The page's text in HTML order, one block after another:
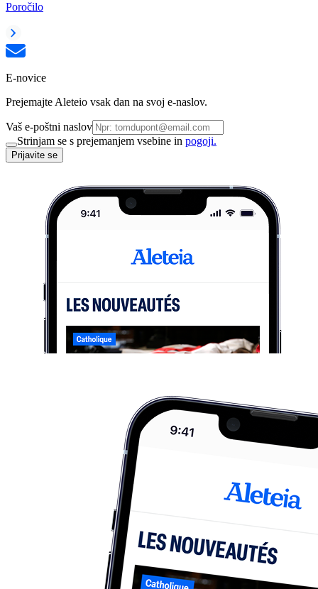
Poročilo
E-novice
Prejemajte Aleteio vsak dan na svoj e-naslov.
Vaš e-poštni naslov
Strinjam se s prejemanjem vsebine in pogoji.
Prijavite se